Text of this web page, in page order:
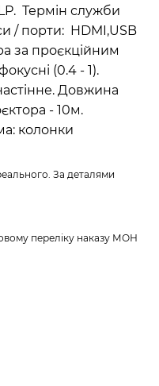
Термін служби
/ порти: HDMI,USB
за проєкційним
(0.4 - 1).
Довжина
- 10м.
колонки
За деталями
переліку наказу МОН